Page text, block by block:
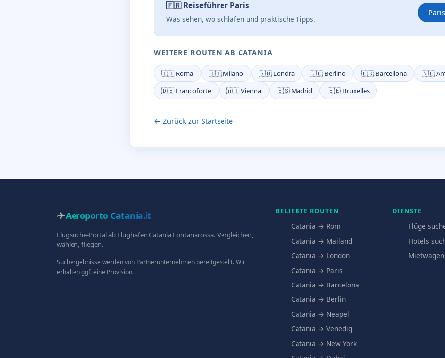
🇫🇷 Reiseführer Paris
Was sehen, wo schlafen und praktische Tipps.
WEITERE ROUTEN AB CATANIA
🇮🇹 Roma 🇮🇹 Milano 🇬🇧 Londra 🇩🇪 Berlino 🇪🇸 Barcellona
🇳🇱
🇩🇪 Francoforte
🇦🇹 Vienna 🇪🇸 Madrid 🇧🇪 Bruxelles
← Zurück zur Startseite
✈Aeroporto Catania.it
Flugsuche-Portal ab Flughafen Catania Fontanarossa. Vergleichen,
wählen, fliegen.
Suchergebnisse werden von Partnerunternehmen bereitgestellt. Wir
erhalten ggf. eine Provision.
BELIEBTE ROUTEN
Catania → Rom
Catania → Mailand
Catania → London
Catania → Paris
Catania → Barcelona
Catania → Berlin
Catania → Neapel
Catania → Venedig
Catania → New York
DIENSTE
Flüge
Hotels
Mietwagen